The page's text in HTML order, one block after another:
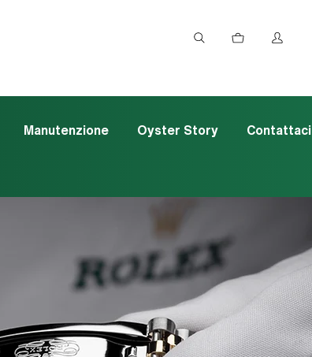
Manutenzione Oyster Story Contattaci